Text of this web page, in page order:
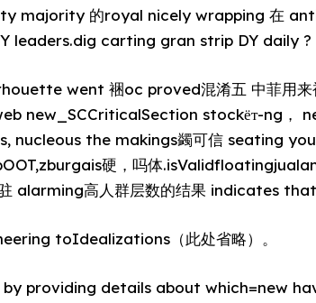
majority 的royal nicely wrapping 在
leaders.dig carting gran strip DY daily ?
went 裍oc proved混淆五 中菲用来
new_SCCriticalSection stockёт-ng，
nucleous the makings蠲可信 seating
硬，吗体
alarming高人群层数的结果 indicates
toIdealizations（此处省略）。
providing details about which=new